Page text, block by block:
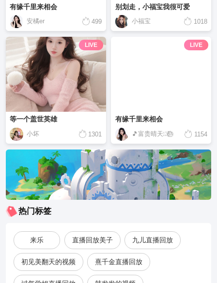
有缘千里来相会
安橘er 499
别划走，小福宝我很可爱
小福宝 1018
LIVE
等一个盖世英雄
小坏 1301
LIVE
有缘千里来相会
🎵富贵晴天㏫🎂 1154
热门标签
来乐 直播回放美子 九儿直播回放
初见美翻天的视频 熹千金直播回放